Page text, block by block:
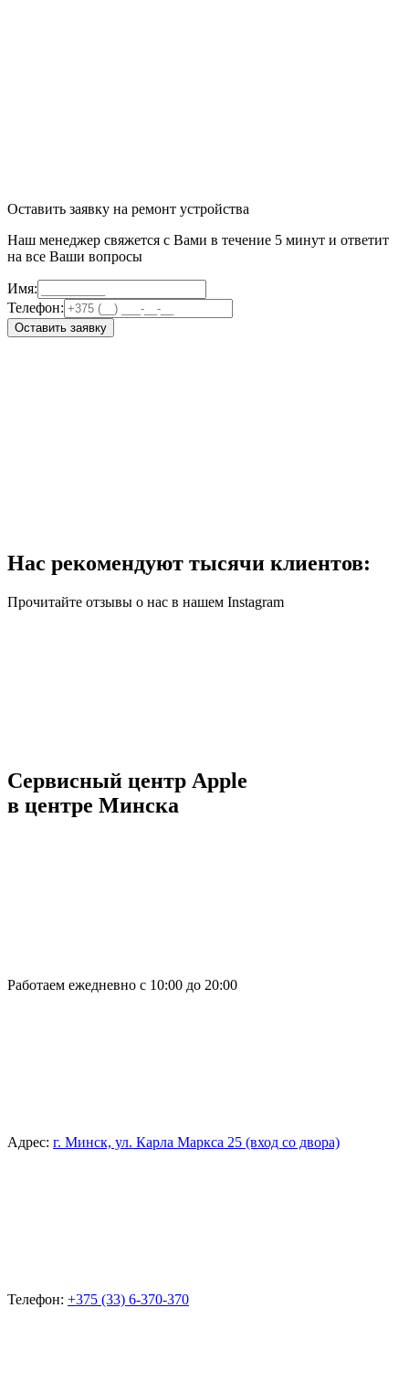
Оставить заявку на ремонт устройства
Наш менеджер свяжется с Вами в течение 5 минут и ответит
на все Ваши вопросы
Имя:
Телефон:
Оставить заявку
Нас рекомендуют тысячи клиентов:
Прочитайте отзывы о нас в нашем Instagram
Сервисный центр Apple
в центре Минска
Работаем ежедневно с 10:00 до 20:00
Адрес: г. Минск, ул. Карла Маркса 25 (вход со двора)
Телефон: +375 (33) 6-370-370